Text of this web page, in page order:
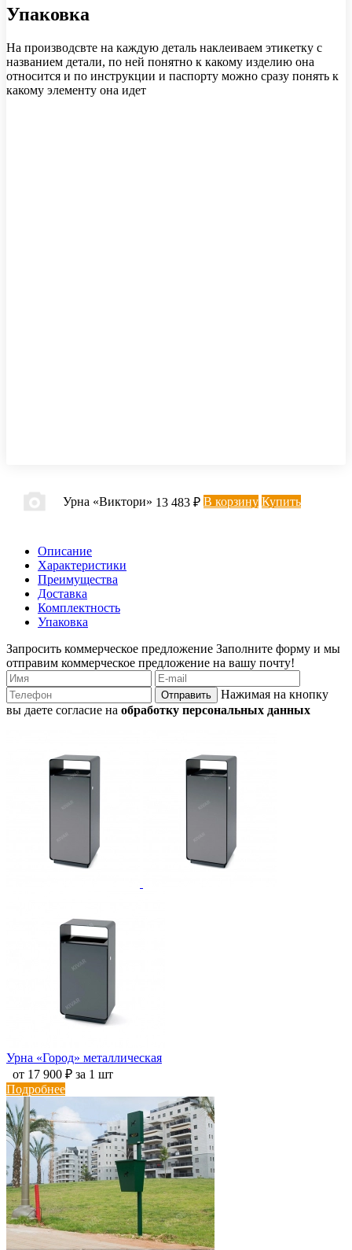
Упаковка
На производсвте на каждую деталь наклеиваем этикетку с
названием детали, по ней понятно к какому изделию она
относится и по инструкции и паспорту можно сразу понять к
какому элементу она идет
Урна «Виктори» 13 483 ₽ В корзину Купить
Описание
Характеристики
Преимущества
Доставка
Комплектность
Упаковка
Запросить коммерческое предложение Заполните форму и мы
отправим коммерческое предложение на вашу почту!
Отправить
Нажимая на кнопку
вы даете согласие на обработку персональных данных
Урна «Город» металлическая
от 17 900 ₽ за 1 шт
Подробнее